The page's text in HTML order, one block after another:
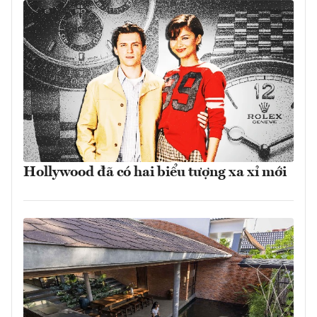
Hollywood đã có hai biểu tượng xa xỉ mới